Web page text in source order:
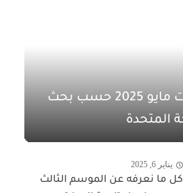
أفضل مسلسلات مايو 2025 حسب بحث
المتحدة
يناير 6, 2025
كل ما نعرفه عن الموسم الثالث